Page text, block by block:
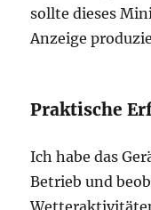
sollte dieses
Anzeige
Praktische
Ich habe das
Betrieb und